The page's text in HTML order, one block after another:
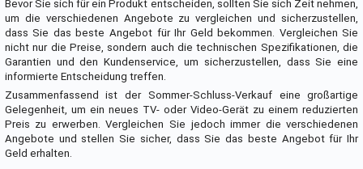
Bevor Sie sich für ein Produkt entscheiden, sollten Sie sich Zeit nehmen,
um die verschiedenen Angebote zu vergleichen und sicherzustellen,
dass Sie das beste Angebot für Ihr Geld bekommen. Vergleichen Sie
nicht nur die Preise, sondern auch die technischen Spezifikationen, die
Garantien und den Kundenservice, um sicherzustellen, dass Sie eine
informierte Entscheidung treffen.
Zusammenfassend ist der Sommer-Schluss-Verkauf eine großartige
Gelegenheit, um ein neues TV- oder Video-Gerät zu einem reduzierten
Preis zu erwerben. Vergleichen Sie jedoch immer die verschiedenen
Angebote und stellen Sie sicher, dass Sie das beste Angebot für Ihr
Geld erhalten.